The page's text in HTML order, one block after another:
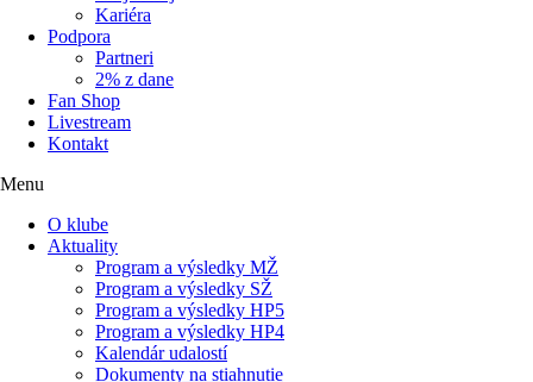
Kariéra
Podpora
Partneri
2% z dane
Fan Shop
Livestream
Kontakt
Menu
O klube
Aktuality
Program a výsledky MŽ
Program a výsledky SŽ
Program a výsledky HP5
Program a výsledky HP4
Kalendár udalostí
Dokumenty na stiahnutie